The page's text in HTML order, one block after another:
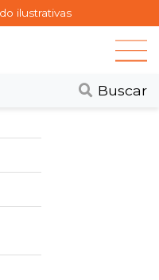
ilustrativas
Buscar